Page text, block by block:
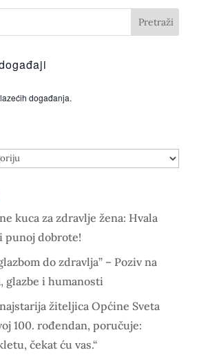
događanja.
kuca za zdravlje žena: Hvala
punoj dobrote!
do zdravlja” – Poziv na
glazbe i humanosti
žiteljica Općine Sveta
100. rođendan, poručuje:
čekat ću vas.“